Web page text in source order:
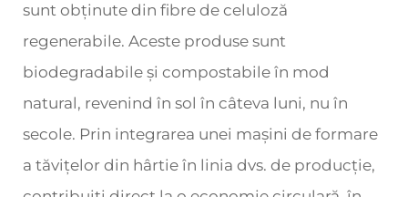
sunt obținute din fibre de celuloză
regenerabile. Aceste produse sunt
biodegradabile și compostabile în mod
natural, revenind în sol în câteva luni, nu în
secole. Prin integrarea unei mașini de formare
a tăvițelor din hârtie în linia dvs. de producție,